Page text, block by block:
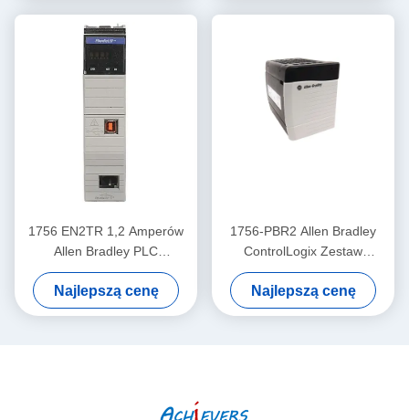
1756 EN2TR 1,2 Amperów
Allen Bradley PLC
Controllers Moduł łączności
Ethernet
Najlepszą cenę
1756-PBR2 Allen Bradley
ControlLogix Zestaw
zasilania 32VDC
Najlepszą cenę